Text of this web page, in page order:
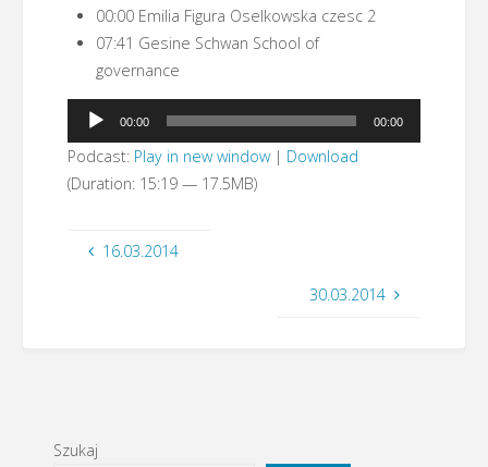
00:00 Emilia Figura Oselkowska czesc 2
07:41 Gesine Schwan School of
governance
Odtwarzacz
plików
dźwiękowych
00:00 00:00
Podcast: Play in new window| Download
(Duration: 15:19 — 17.5MB)
16.03.2014
30.03.2014
Szukaj